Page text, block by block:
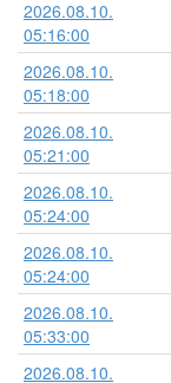
2026.08.10.
05:16:00
2026.08.10.
05:18:00
2026.08.10.
05:21:00
2026.08.10.
05:24:00
2026.08.10.
05:24:00
2026.08.10.
05:33:00
2026.08.10.